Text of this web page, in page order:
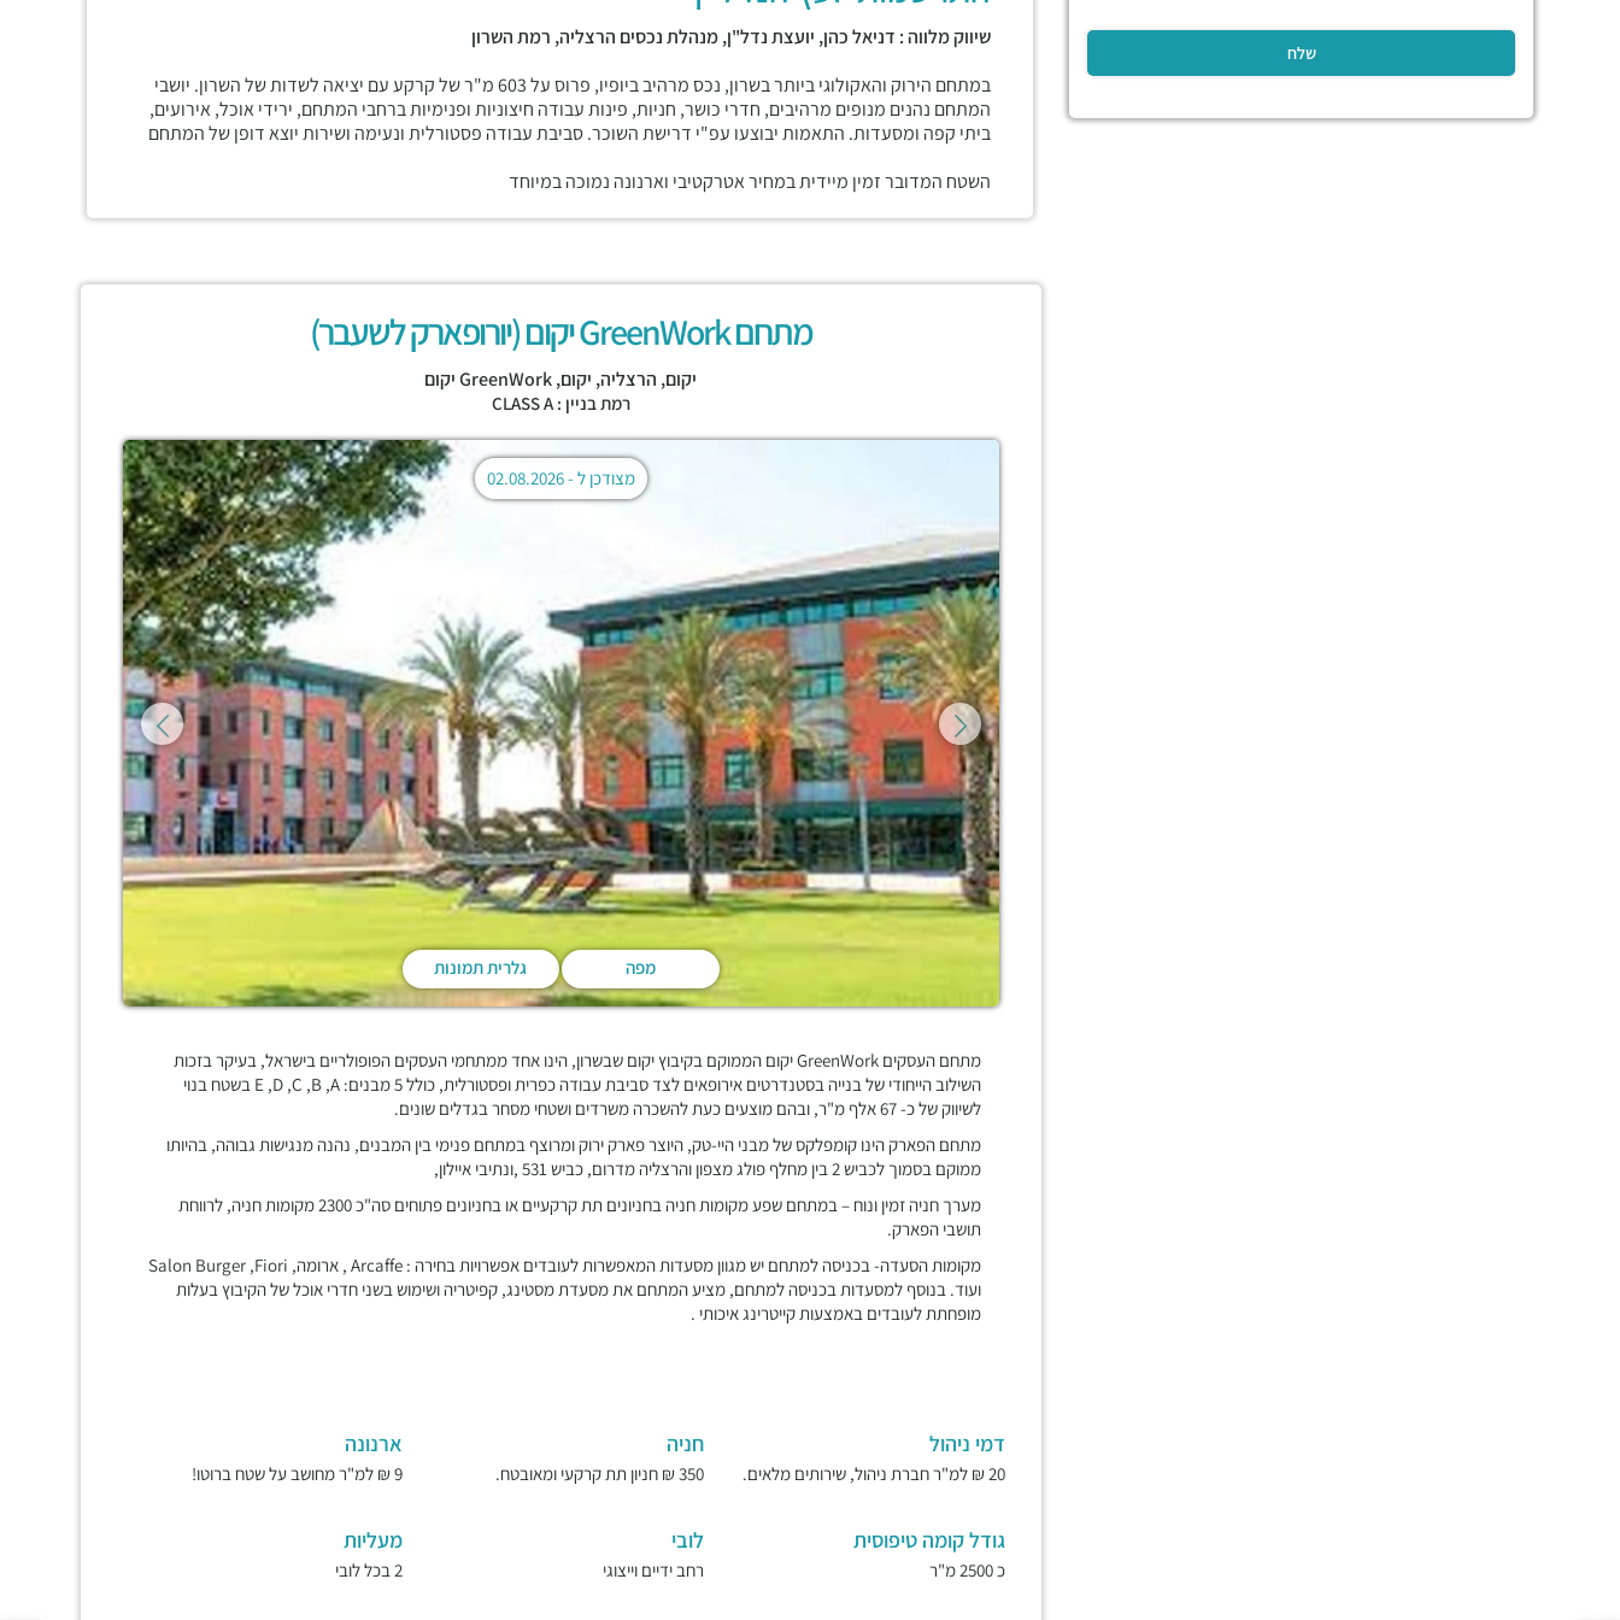
שיווק מלווה : דניאל כהן, יועצת נדל"ן, מנהלת נכסים הרצליה, רמת השרון
במתחם הירוק והאקולוגי ביותר בשרון, נכס מרהיב ביופיו, פרוס על 603 מ"ר של קרקע עם יציאה לשדות של השרון. יושבי
המתחם נהנים מנופים מרהיבים, חדרי כושר, חניות, פינות עבודה חיצוניות ופנימיות ברחבי המתחם, ירידי אוכל, אירועים,
ביתי קפה ומסעדות. התאמות יבוצעו עפ"י דרישת השוכר. סביבת עבודה פסטורלית ונעימה ושירות יוצא דופן של המתחם
השטח המדובר זמין מיידית במחיר אטרקטיבי וארנונה נמוכה במיוחד
מתחם GreenWork יקום (יורופארק לשעבר)
יקום, הרצליה, יקום,GreenWork יקום
רמת בניין : CLASS A
מפה גלרית תמונות
מצודכן ל -02.08.2026
מתחם העסקים GreenWork יקום הממוקם בקיבוץ יקום שבשרון, הינו אחד ממתחמי העסקים הפופולריים בישראל, בעיקר בזכות
השילוב הייחודי של בנייה בסטנדרטים אירופאים לצד סביבת עבודה כפרית ופסטורלית, כולל 5 מבנים: E ,D ,C ,B ,A בשטח בנוי
לשיווק של כ- 67 אלף מ"ר, ובהם מוצעים כעת להשכרה משרדים ושטחי מסחר בגדלים שונים.
מתחם הפארק הינו קומפלקס של מבני היי-טק, היוצר פארק ירוק ומרוצף במתחם פנימי בין המבנים, נהנה מנגישות גבוהה, בהיותו
ממוקם בסמוך לכביש 2 בין מחלף פולג מצפון והרצליה מדרום, כביש 531 ,ונתיבי איילון,
מערך חניה זמין ונוח – במתחם שפע מקומות חניה בחניונים תת קרקעיים או בחניונים פתוחים סה"כ 2300 מקומות חניה, לרווחת
תושבי הפארק.
מקומות הסעדה- בכניסה למתחם יש מגוון מסעדות המאפשרות לעובדים אפשרויות בחירה : Arcaffe , ארומה, Salon Burger ,Fiori
ועוד. בנוסף למסעדות בכניסה למתחם, מציע המתחם את מסעדת מסטינג, קפיטריה ושימוש בשני חדרי אוכל של הקיבוץ בעלות
מופחתת לעובדים באמצעות קייטרינג איכותי .
דמי ניהול
20 ₪ למ"ר חברת ניהול, שירותים מלאים.
חניה
350 ₪ חניון תת קרקעי ומאובטח.
ארנונה
9 ₪ למ"ר מחושב על שטח ברוטו!
גודל קומה טיפוסית
כ 2500 מ"ר
לובי
רחב ידיים וייצוגי
מעליות
2 בכל לובי